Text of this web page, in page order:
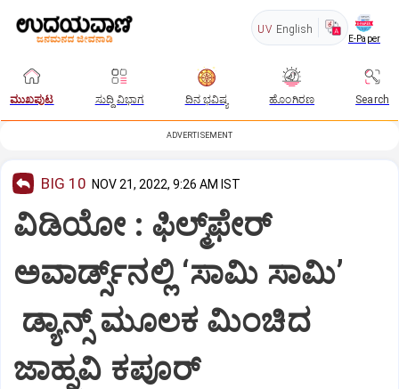
UV English
E-Paper
ಮುಖಪುಟ ಸುದ್ದಿ ವಿಭಾಗ ದಿನ ಭವಿಷ್ಯ ಹೊಂಗಿರಣ Search
ADVERTISEMENT
BIG 10 NOV 21, 2022, 9:26 AM IST
ವಿಡಿಯೋ : ಫಿಲ್ಮ್‌ಫೇರ್
ಅವಾರ್ಡ್ಸ್‌ನಲ್ಲಿ ‘ಸಾಮಿ ಸಾಮಿ’
ಡ್ಯಾನ್ಸ್ ಮೂಲಕ ಮಿಂಚಿದ
ಜಾಹ್ನವಿ ಕಪೂರ್